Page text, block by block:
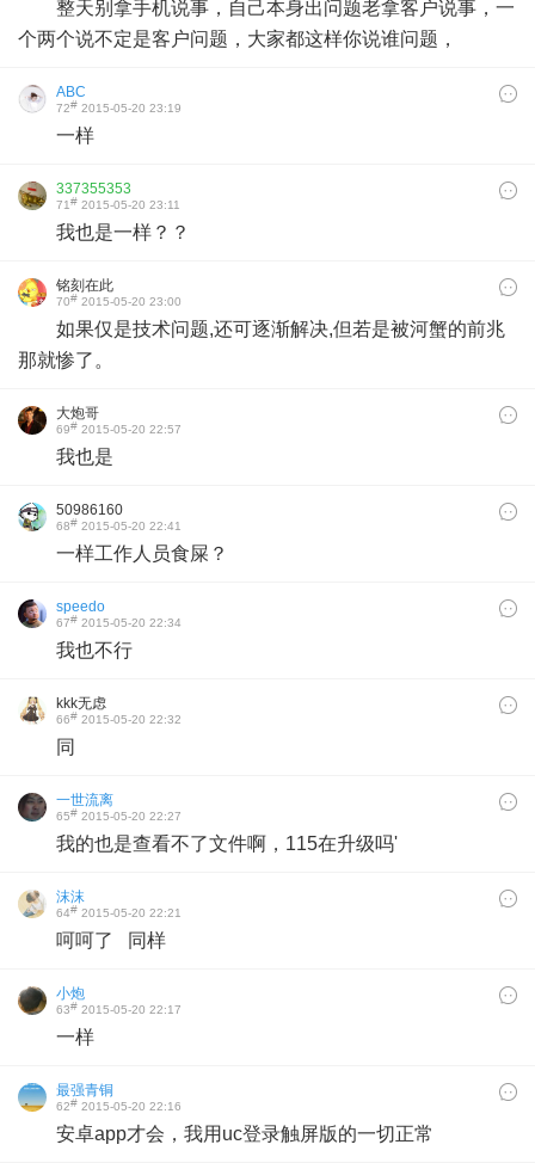
整天别拿手机说事，自己本身出问题老拿客户说事，一
个两个说不定是客户问题，大家都这样你说谁问题，
ABC
72# 2015-05-20 23:19
一样
337355353
71# 2015-05-20 23:11
我也是一样？？
铭刻在此
70# 2015-05-20 23:00
如果仅是技术问题,还可逐渐解决,但若是被河蟹的前兆
那就惨了。
大炮哥
69# 2015-05-20 22:57
我也是
50986160
68# 2015-05-20 22:41
一样工作人员食屎？
speedo
67# 2015-05-20 22:34
我也不行
kkk无虑
66# 2015-05-20 22:32
同
一世流离
65# 2015-05-20 22:27
我的也是查看不了文件啊，115在升级吗'
沫沫
64# 2015-05-20 22:21
呵呵了 同样
小炮
63# 2015-05-20 22:17
一样
最强青铜
62# 2015-05-20 22:16
安卓app才会，我用uc登录触屏版的一切正常